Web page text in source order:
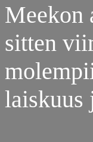
Meekon
sitten
laiskuus